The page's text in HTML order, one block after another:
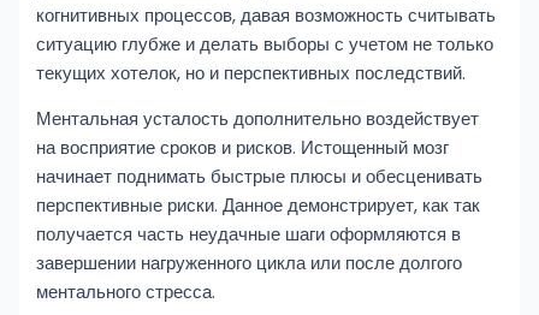
когнитивных процессов, давая возможность считывать
ситуацию глубже и делать выборы с учетом не только
текущих хотелок, но и перспективных последствий.
Ментальная усталость дополнительно воздействует
на восприятие сроков и рисков. Истощенный мозг
начинает поднимать быстрые плюсы и обесценивать
перспективные риски. Данное демонстрирует, как так
получается часть неудачные шаги оформляются в
завершении нагруженного цикла или после долгого
ментального стресса.